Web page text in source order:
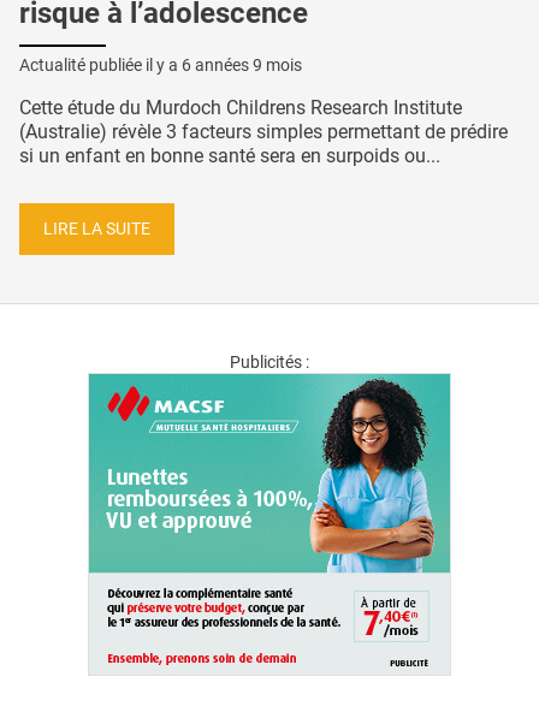
risque à l’adolescence
Actualité publiée il y a 6 années 9 mois
Cette étude du Murdoch Childrens Research Institute
(Australie) révèle 3 facteurs simples permettant de prédire
si un enfant en bonne santé sera en surpoids ou...
LIRE LA SUITE
Publicités :